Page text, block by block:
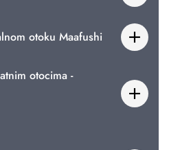
otoku Maafushi
otocima -